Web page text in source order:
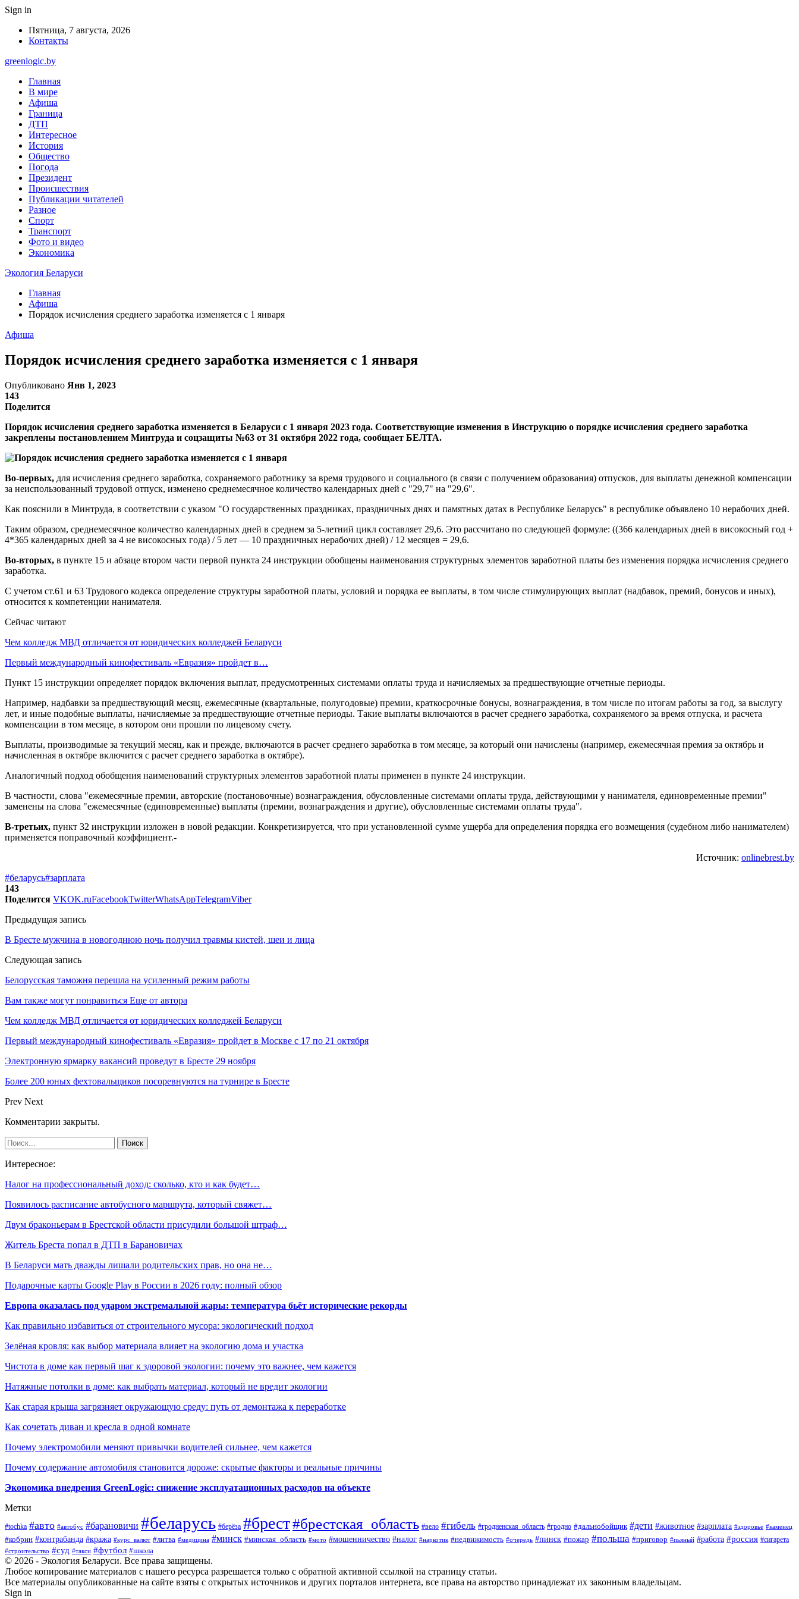
Sign in
Пятница, 7 августа, 2026
Контакты
greenlogic.by
Главная
В мире
Афиша
Граница
ДТП
Интересное
История
Общество
Погода
Президент
Происшествия
Публикации читателей
Разное
Спорт
Транспорт
Фото и видео
Экономика
Экология Беларуси
Главная
Афиша
Порядок исчисления среднего заработка изменяется с 1 января
Афиша
Порядок исчисления среднего заработка изменяется с 1 января
Опубликовано Янв 1, 2023
143
Поделится
Порядок исчисления среднего заработка изменяется в Беларуси с 1 января 2023 года. Соответствующие изменения в Инструкцию о порядке исчисления среднего заработка
закреплены постановлением Минтруда и соцзащиты №63 от 31 октября 2022 года, сообщает БЕЛТА.
Во-первых, для исчисления среднего заработка, сохраняемого работнику за время трудового и социального (в связи с получением образования) отпусков, для выплаты денежной компенсации
за неиспользованный трудовой отпуск, изменено среднемесячное количество календарных дней с "29,7" на "29,6".
Как пояснили в Минтруда, в соответствии с указом "О государственных праздниках, праздничных днях и памятных датах в Республике Беларусь" в республике объявлено 10 нерабочих дней.
Таким образом, среднемесячное количество календарных дней в среднем за 5-летний цикл составляет 29,6. Это рассчитано по следующей формуле: ((366 календарных дней в високосный год +
4*365 календарных дней за 4 не високосных года) / 5 лет — 10 праздничных нерабочих дней) / 12 месяцев = 29,6.
Во-вторых, в пункте 15 и абзаце втором части первой пункта 24 инструкции обобщены наименования структурных элементов заработной платы без изменения порядка исчисления среднего
заработка.
С учетом ст.61 и 63 Трудового кодекса определение структуры заработной платы, условий и порядка ее выплаты, в том числе стимулирующих выплат (надбавок, премий, бонусов и иных),
относится к компетенции нанимателя.
Сейчас читают
Чем колледж МВД отличается от юридических колледжей Беларуси
Первый международный кинофестиваль «Евразия» пройдет в…
Пункт 15 инструкции определяет порядок включения выплат, предусмотренных системами оплаты труда и начисляемых за предшествующие отчетные периоды.
Например, надбавки за предшествующий месяц, ежемесячные (квартальные, полугодовые) премии, краткосрочные бонусы, вознаграждения, в том числе по итогам работы за год, за выслугу
лет, и иные подобные выплаты, начисляемые за предшествующие отчетные периоды. Такие выплаты включаются в расчет среднего заработка, сохраняемого за время отпуска, и расчета
компенсации в том месяце, в котором они прошли по лицевому счету.
Выплаты, производимые за текущий месяц, как и прежде, включаются в расчет среднего заработка в том месяце, за который они начислены (например, ежемесячная премия за октябрь и
начисленная в октябре включится с расчет среднего заработка в октябре).
Аналогичный подход обобщения наименований структурных элементов заработной платы применен в пункте 24 инструкции.
В частности, слова "ежемесячные премии, авторские (постановочные) вознаграждения, обусловленные системами оплаты труда, действующими у нанимателя, единовременные премии"
заменены на слова "ежемесячные (единовременные) выплаты (премии, вознаграждения и другие), обусловленные системами оплаты труда".
В-третьих, пункт 32 инструкции изложен в новой редакции. Конкретизируется, что при установленной сумме ущерба для определения порядка его возмещения (судебном либо нанимателем)
применяется поправочный коэффициент.-
Источник: onlinebrest.by
#беларусь#зарплата
143
Поделится VKOK.ruFacebookTwitterWhatsAppTelegramViber
Предыдущая запись
В Бресте мужчина в новогоднюю ночь получил травмы кистей, шеи и лица
Следующая запись
Белорусская таможня перешла на усиленный режим работы
Вам также могут понравиться Еще от автора
Чем колледж МВД отличается от юридических колледжей Беларуси
Первый международный кинофестиваль «Евразия» пройдет в Москве с 17 по 21 октября
Электронную ярмарку вакансий проведут в Бресте 29 ноября
Более 200 юных фехтовальщиков посоревнуются на турнире в Бресте
Prev Next
Комментарии закрыты.
Интересное:
Налог на профессиональный доход: сколько, кто и как будет…
Появилось расписание автобусного маршрута, который свяжет…
Двум браконьерам в Брестской области присудили большой штраф…
Житель Бреста попал в ДТП в Барановичах
В Беларуси мать дважды лишали родительских прав, но она не…
Подарочные карты Google Play в России в 2026 году: полный обзор
Европа оказалась под ударом экстремальной жары: температура бьёт исторические рекорды
Как правильно избавиться от строительного мусора: экологический подход
Зелёная кровля: как выбор материала влияет на экологию дома и участка
Чистота в доме как первый шаг к здоровой экологии: почему это важнее, чем кажется
Натяжные потолки в доме: как выбрать материал, который не вредит экологии
Как старая крыша загрязняет окружающую среду: путь от демонтажа к переработке
Как сочетать диван и кресла в одной комнате
Почему электромобили меняют привычки водителей сильнее, чем кажется
Почему содержание автомобиля становится дороже: скрытые факторы и реальные причины
Экономика внедрения GreenLogic: снижение эксплуатационных расходов на объекте
Метки
#tochka #авто #автобус #барановичи #беларусь #берёза #брест#брестская_область #вело #гибель #гродненская_область #гродно #дальнобойщик #дети #животное #зарплата #здоровье #каменец
#кобрин #контрабанда #кража #курс_валют #литва #медицина #минск #минская_область #мото #мошенничество #налог #наркотик #недвижимость #очередь #пинск #пожар #польша #приговор #пьяный #работа #россия #сигарета
#строительство #суд #такси #футбол #школа
© 2026 - Экология Беларуси. Все права защищены.
Любое копирование материалов с нашего ресурса разрешается только с обратной активной ссылкой на страницу статьи.
Все материалы опубликованные на сайте взяты с открытых источников и других порталов интернета, все права на авторство принадлежат их законным владельцам.
Sign in